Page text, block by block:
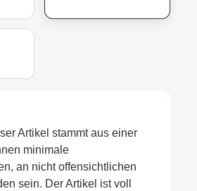
Artikel stammt aus einer
minimale
an nicht offensichtlichen
sein. Der Artikel ist voll